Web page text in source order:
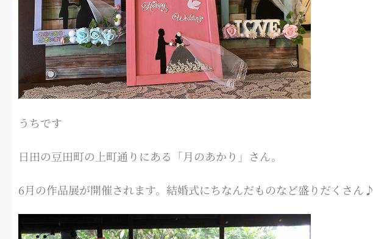
うちです
日田の豆田町の上町通りにある「月のあかり」さん。
6月の作品展が開催されます。結婚式にちなんだものなど盛りだくさん♪